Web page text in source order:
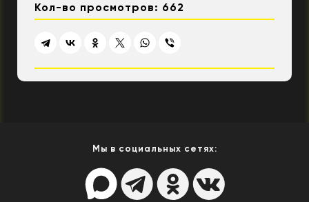
Кол-во просмотров: 662
Мы в социальных сетях: